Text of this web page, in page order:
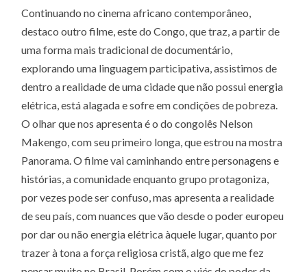
Continuando no cinema africano contemporâneo,
destaco outro filme, este do Congo, que traz, a partir de
uma forma mais tradicional de documentário,
explorando uma linguagem participativa, assistimos de
dentro a realidade de uma cidade que não possui energia
elétrica, está alagada e sofre em condições de pobreza.
O olhar que nos apresenta é o do congolês Nelson
Makengo, com seu primeiro longa, que estrou na mostra
Panorama. O filme vai caminhando entre personagens e
histórias, a comunidade enquanto grupo protagoniza,
por vezes pode ser confuso, mas apresenta a realidade
de seu país, com nuances que vão desde o poder europeu
por dar ou não energia elétrica àquele lugar, quanto por
trazer à tona a força religiosa cristã, algo que me fez